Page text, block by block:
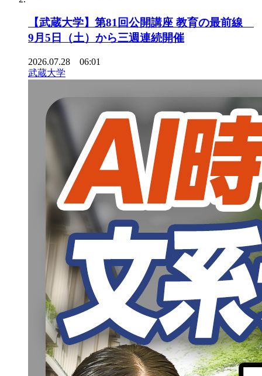
【武蔵大学】第81回公開講座 教育の最前線
9月5日（土）から三週連続開催
2026.07.28 06:01
武蔵大学